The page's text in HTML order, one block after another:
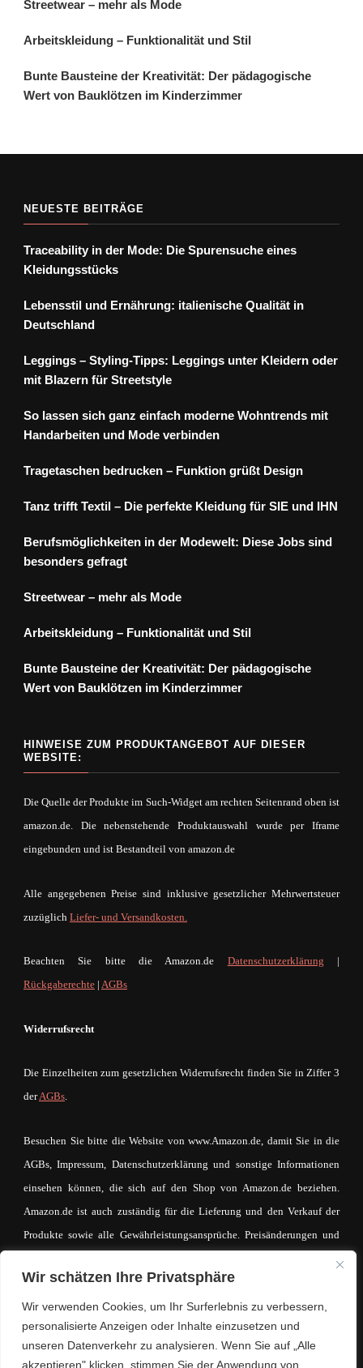
Wir schätzen Ihre Privatsphäre
Wir verwenden Cookies, um Ihr Surferlebnis zu verbessern,
personalisierte Anzeigen oder Inhalte einzusetzen und
unseren Datenverkehr zu analysieren. Wenn Sie auf „Alle
akzeptieren" klicken, stimmen Sie der Anwendung von
Streetwear – mehr als Mode
Arbeitskleidung – Funktionalität und Stil
Bunte Bausteine der Kreativität: Der pädagogische
Wert von Bauklötzen im Kinderzimmer
NEUESTE BEITRÄGE
Traceability in der Mode: Die Spurensuche eines
Kleidungsstücks
Lebensstil und Ernährung: italienische Qualität in
Deutschland
Leggings – Styling-Tipps: Leggings unter Kleidern oder
mit Blazern für Streetstyle
So lassen sich ganz einfach moderne Wohntrends mit
Handarbeiten und Mode verbinden
Tragetaschen bedrucken – Funktion grüßt Design
Tanz trifft Textil – Die perfekte Kleidung für SIE und IHN
Berufsmöglichkeiten in der Modewelt: Diese Jobs sind
besonders gefragt
Streetwear – mehr als Mode
Arbeitskleidung – Funktionalität und Stil
Bunte Bausteine der Kreativität: Der pädagogische
Wert von Bauklötzen im Kinderzimmer
HINWEISE ZUM PRODUKTANGEBOT AUF DIESER
WEBSITE:
Die Quelle der Produkte im Such-Widget am rechten Seitenrand oben ist
amazon.de. Die nebenstehende Produktauswahl wurde per Iframe
eingebunden und ist Bestandteil von amazon.de
Alle angegebenen Preise sind inklusive gesetzlicher Mehrwertsteuer
zuzüglich Liefer- und Versandkosten.
Beachten Sie bitte die Amazon.de Datenschutzerklärung |
Rückgaberechte | AGBs
Widerrufsrecht
Die Einzelheiten zum gesetzlichen Widerrufsrecht finden Sie in Ziffer 3
derAGBs.
Besuchen Sie bitte die Website von www.Amazon.de, damit Sie in die
AGBs, Impressum, Datenschutzerklärung und sonstige Informationen
einsehen können, die sich auf den Shop von Amazon.de beziehen.
Amazon.de ist auch zuständig für die Lieferung und den Verkauf der
Produkte sowie alle Gewährleistungsansprüche. Preisänderungen und
macht sich den Inhalt des IFrames auf keinerlei Weise zueigen. Der
eventuell zustande kommende Kaufvertrag und die entsprechende
Kaufabwicklung läuft ausschließlich über www.Amazon.de.